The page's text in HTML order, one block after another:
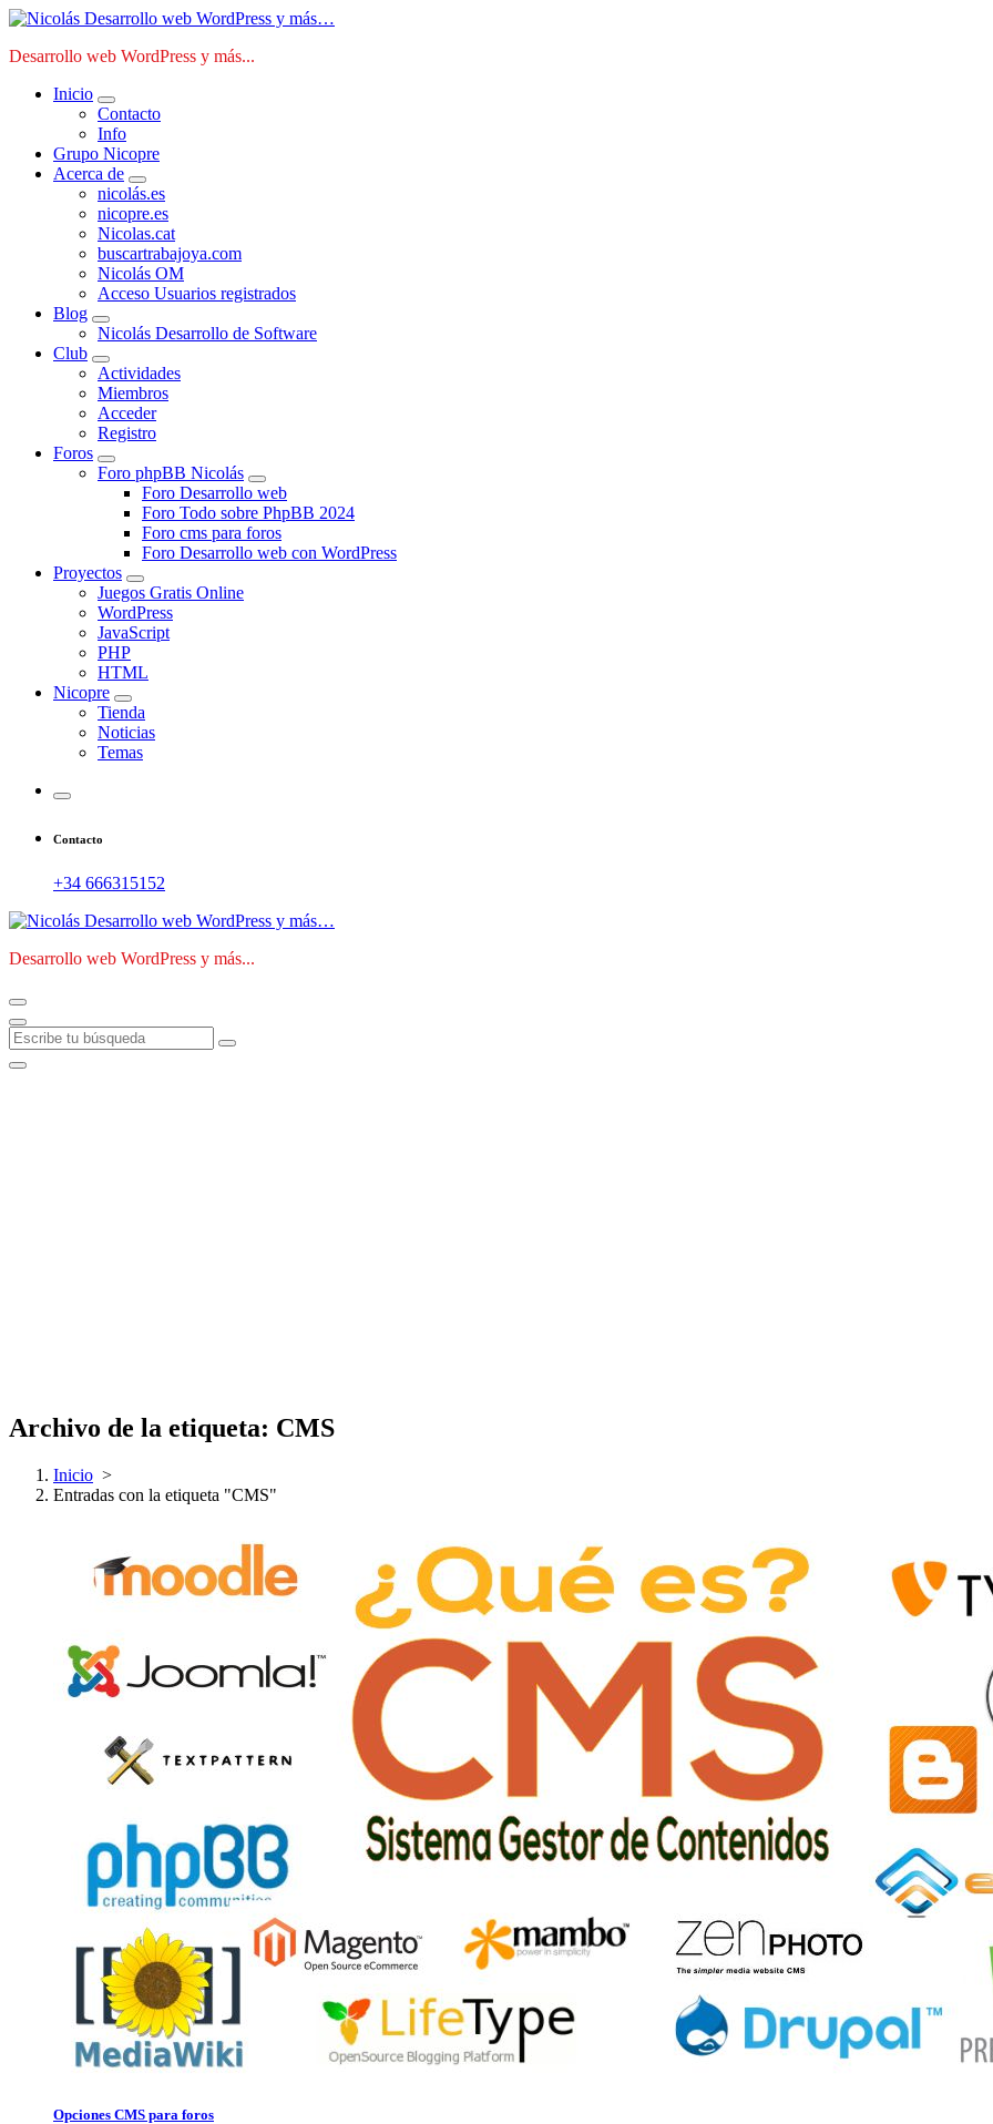
Saltar
contenido
Desarrollo web WordPress y más...
Inicio
Contacto
Info
Grupo Nicopre
Acerca de
nicolás.es
nicopre.es
Nicolas.cat
buscartrabajoya.com
Nicolás OM
Acceso Usuarios registrados
Blog
Nicolás Desarrollo de Software
Club
Actividades
Miembros
Acceder
Registro
Foros
Foro phpBB Nicolás
Foro Desarrollo web
Foro Todo sobre PhpBB 2024
Foro cms para foros
Foro Desarrollo web con WordPress
Proyectos
Juegos Gratis Online
WordPress
JavaScript
PHP
HTML
Nicopre
Tienda
Noticias
Temas
Contacto
+34 666315152
Desarrollo web WordPress y más...
Archivo de la etiqueta: CMS
Inicio >
Entradas con la etiqueta "CMS"
Opciones CMS para foros